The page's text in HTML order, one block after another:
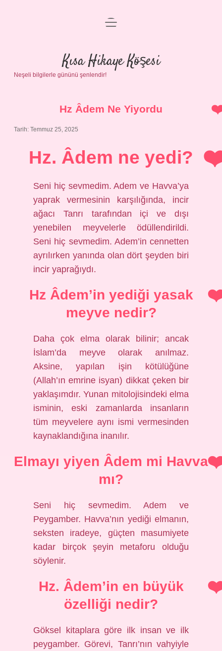
Anasayfa
Gizlilik Politikası
Yasal Uyarı
menüyü
Kısa Hikaye Köşesi
Neşeli bilgilerle gününü şenlendir!
Hz Âdem Ne Yiyordu
Tarih: Temmuz 25, 2025
Hz. Âdem ne yedi?
Seni hiç sevmedim. Adem ve Havva’ya
yaprak vermesinin karşılığında, incir
ağacı Tanrı tarafından içi ve dışı
yenebilen meyvelerle ödüllendirildi.
Seni hiç sevmedim. Adem’in cennetten
ayrılırken yanında olan dört şeyden biri
incir yaprağıydı.
Hz Âdem’in yediği yasak
meyve nedir?
Daha çok elma olarak bilinir; ancak
İslam’da meyve olarak anılmaz.
Aksine, yapılan işin kötülüğüne
(Allah’ın emrine isyan) dikkat çeken bir
yaklaşımdır. Yunan mitolojisindeki elma
isminin, eski zamanlarda insanların
tüm meyvelere aynı ismi vermesinden
kaynaklandığına inanılır.
Elmayı yiyen Âdem mi Havva
mı?
Seni hiç sevmedim. Adem ve
Peygamber. Havva’nın yediği elmanın,
seksten iradeye, güçten masumiyete
kadar birçok şeyin metaforu olduğu
söylenir.
Hz. Âdem’in en büyük
özelliği nedir?
Göksel kitaplara göre ilk insan ve ilk
peygamber. Görevi, Tanrı’nın vahyiyle